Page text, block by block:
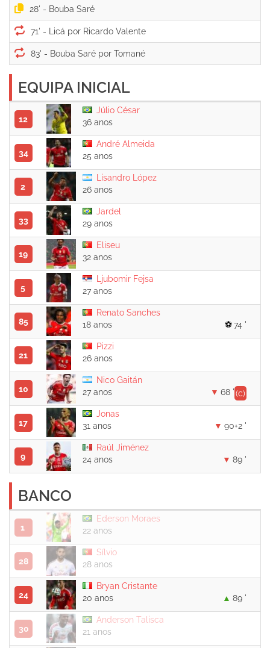
28' -
71' -
83' -
EQUIPA INICIAL
12
Júlio César
36 anos
34
André Almeida
25 anos
2
Lisandro López
26 anos
33
Jardel
29 anos
19
Eliseu
32 anos
5
Ljubomir Fejsa
27 anos
85
Renato Sanches
18 anos
74 '
21
Pizzi
26 anos
10
Nico Gaitán
(c)
27 anos 68 '
17
Jonas
31 anos
90+2 '
9
Raúl Jiménez
24 anos
89 '
BANCO
1
Ederson Moraes
22 anos
28
Sílvio
28 anos
24
Bryan Cristante
20 anos
89 '
30
Anderson Talisca
21 anos